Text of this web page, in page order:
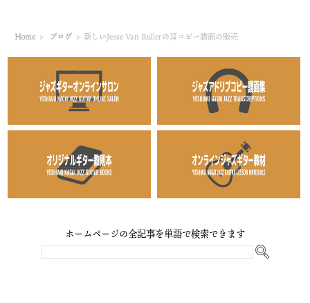
Home > ブログ > 新しいJesse Van Rullerの耳コピー譜面の販売
ホームページの全記事を単語で検索できます